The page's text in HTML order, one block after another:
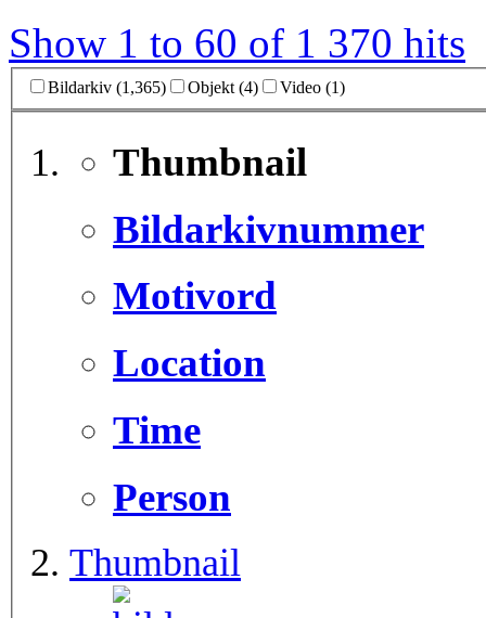
Show 1 to 60 of 1 370 hits
Bildarkiv (1,365) Objekt (4) Video (1)
Thumbnail
Bildarkivnummer
Motivord
Location
Time
Person
Thumbnail